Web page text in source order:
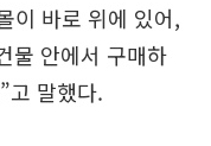
이 바로 위에 있어,
물 안에서 구매하
고 말했다.